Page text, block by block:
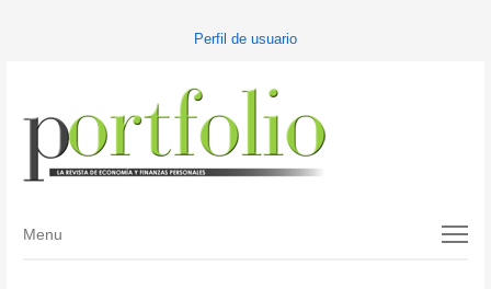
Perfil de usuario
Menu
Menu